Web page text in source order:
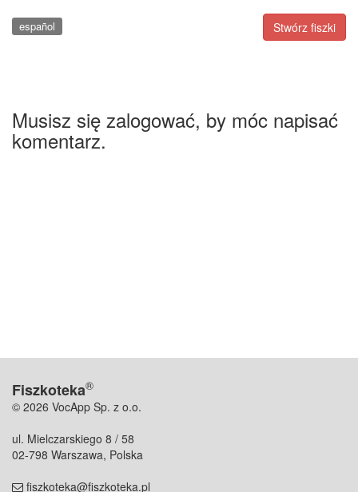
Stwórz fiszki
español
Musisz się zalogować, by móc napisać
komentarz.
Fiszkoteka®
© 2026 VocApp Sp. z o.o.
ul. Mielczarskiego 8 / 58
02-798 Warszawa, Polska
fiszkoteka@fiszkoteka.pl